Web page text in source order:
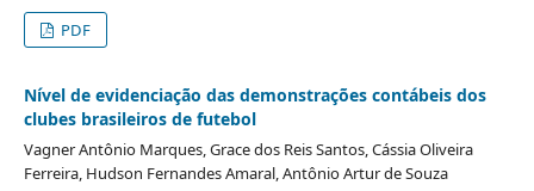
PDF
Nível de evidenciação das demonstrações contábeis dos
clubes brasileiros de futebol
Vagner Antônio Marques, Grace dos Reis Santos, Cássia Oliveira
Ferreira, Hudson Fernandes Amaral, Antônio Artur de Souza